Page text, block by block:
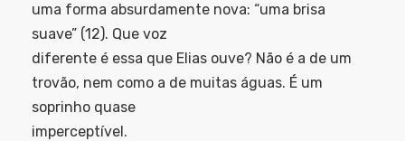
uma forma absurdamente nova: “uma brisa
suave” (12). Que voz
diferente é essa que Elias ouve? Não é a de um
trovão, nem como a de muitas águas. É um
soprinho quase
imperceptível.